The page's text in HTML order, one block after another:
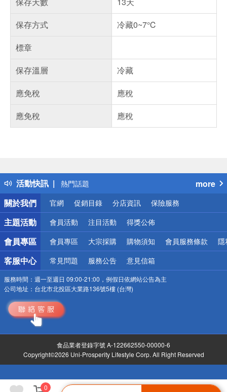
0
保存方式
冷藏0~7℃
標章
保存溫層
冷藏
應免稅
應稅
應免稅
應稅
活動快訊
得獎公告
熱門話題
銀行優惠
偏遠地區配送
詐騙網頁！請小心！
more
關於我們
官網 促銷目錄 分店資訊 保險服務
主題活動 會員活動 注目活動 得獎公佈
會員專區 會員專區 大宗採購 購物須知 會員服務條款 隱
客服中心 常見問題 服務公告 意見信箱
服務時間： 週一至週日 09:00-21:00，例假日依網站公告為主
公司地址： 台北市北投區大業路136號5樓 (台灣)
食品業者登錄字號 A-122662550-00000-6
Copyright©2026 Uni-Prosperity Lifestyle Corp. All Right Reserved